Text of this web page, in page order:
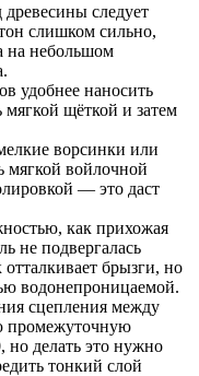
следует
слишком сильно,
на небольшом
удобнее наносить
щёткой и затем
ворсинки или
мягкой войлочной
— это даст
как прихожая
не подвергалась
брызги, но
водонепроницаемой.
сцепления между
промежуточную
но делать это нужно
тонкий слой